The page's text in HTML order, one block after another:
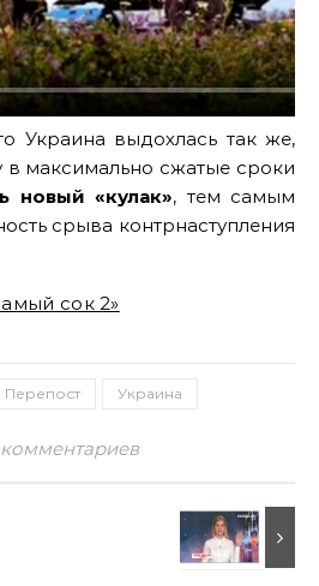
Украина выдохлась так же,
в максимально сжатые сроки
новый «кулак», тем самым
срыва контрнаступления
сок 2»
Перепост Украина